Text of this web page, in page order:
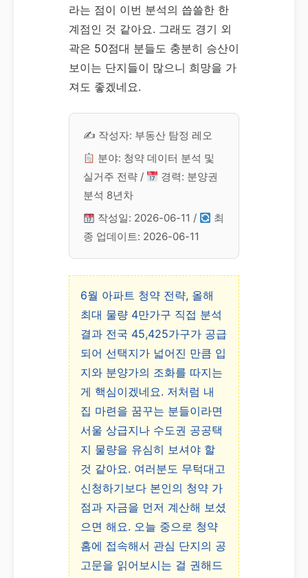
라는 점이 이번 분석의 씁쓸한 한
계점인 것 같아요. 그래도 경기 외
곽은 50점대 분들도 충분히 승산이
보이는 단지들이 많으니 희망을 가
져도 좋겠네요.
✍️ 작성자: 부동산 탐정 레오
분야: 청약 데이터 분석 및
실거주 전략 /
경력: 분양권
분석 8년차
작성일: 2026-06-11 /
최
종 업데이트: 2026-06-11
6월 아파트 청약 전략, 올해
최대 물량 4만가구 직접 분석
결과 전국 45,425가구가 공급
되어 선택지가 넓어진 만큼 입
지와 분양가의 조화를 따지는
게 핵심이겠네요. 저처럼 내
집 마련을 꿈꾸는 분들이라면
서울 상급지나 수도권 공공택
지 물량을 유심히 보셔야 할
것 같아요. 여러분도 무턱대고
신청하기보다 본인의 청약 가
점과 자금을 먼저 계산해 보셨
으면 해요. 오늘 중으로 청약
홈에 접속해서 관심 단지의 공
고문을 읽어보시는 걸 권해드